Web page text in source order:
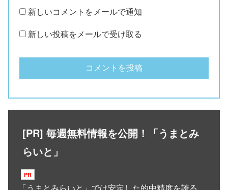
新しいコメントをメールで通知
新しい投稿をメールで受け取る
[PR] 毎週無料情報を公開！「うまとみ
らいと」